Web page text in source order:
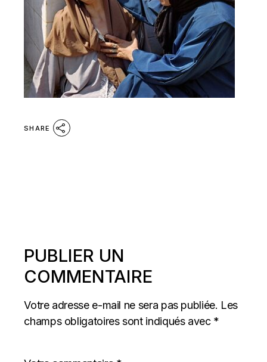
SHARE
PUBLIER UN
COMMENTAIRE
Votre adresse e-mail ne sera pas publiée. Les
champs obligatoires sont indiqués avec *